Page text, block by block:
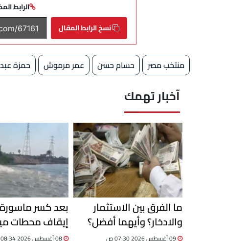
الرابط
نسخ الرابط المقال
منتخب مصر حسام حسن عمر مرموش حمزة
آخبار تهمك
ما الفرق بين الاستثمار
والادخار؟ وأيهما أفضل؟
بعد كسر ماسورة
إيقاف محطات
الإسماعيلية
08 أغسطس 2026 08:34 م